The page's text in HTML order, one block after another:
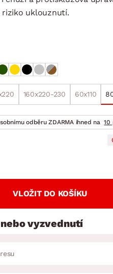
doplňky
riziko uklouznutí.
160x220-230 60x110
odběru ZDARMA ihned na 10
VLOŽIT DO KOŠÍKU
vyzvednutí